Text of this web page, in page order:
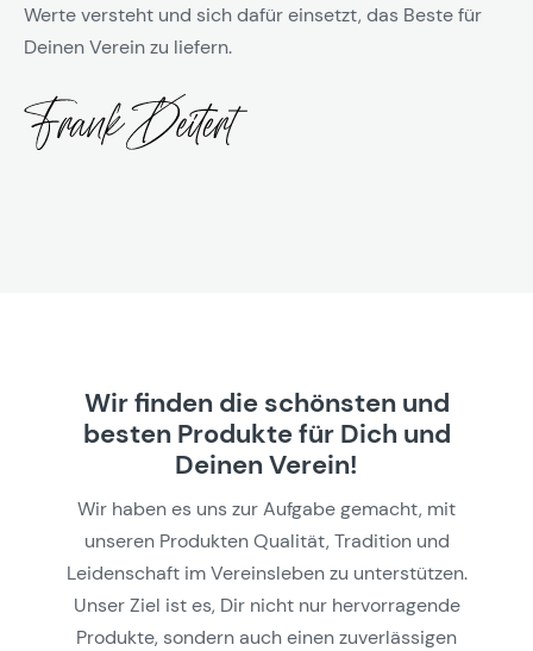
Werte versteht und sich dafür einsetzt, das Beste für
Deinen Verein zu liefern.
Wir finden die schönsten und
besten Produkte für Dich und
Deinen Verein!
Wir haben es uns zur Aufgabe gemacht, mit
unseren Produkten Qualität, Tradition und
Leidenschaft im Vereinsleben zu unterstützen.
Unser Ziel ist es, Dir nicht nur hervorragende
Produkte, sondern auch einen zuverlässigen